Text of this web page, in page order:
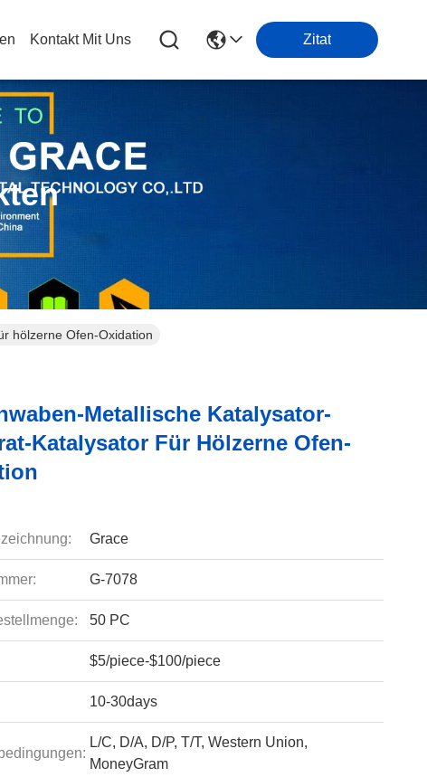
Kontakt Mit Uns Zitat
hölzerne Ofen-Oxidation
Metallische Katalysator-
Katalysator Für Hölzerne Ofen-
Grace
G-7078
50 PC
$5/piece-$100/piece
10-30days
L/C, D/A, D/P, T/T, Western Union,
MoneyGram